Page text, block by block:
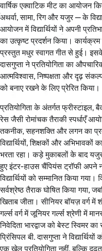
वार्षिक एक्वाटिक मीट का आयोजन
अथर्वा, सामा, रिग और यजुर — के
आयोजन में विद्यार्थियों ने अपनी
का उत्कृष्ट प्रदर्शन किया।
प्रस्तुत मधुर स्वागत गीत से हुई। इसके
दासगुप्ता ने प्रतियोगिता का
आत्मविश्वास, निष्पक्षता और दृढ़
को बनाए रखने के लिए प्रेरित किया।
प्रतियोगिता के अंतर्गत
रेस जैसी रोमांचक तैराकी स्पर्धाएँ
तकनीक, सहनशक्ति और लगन का
विद्यार्थियों, शिक्षकों और अभिभावकों
भरता रहा। कड़े मुकाबलों के बाद
हुए इंटर-हाउस चैंपियंस ट्रॉफी अपने
विद्यार्थियों को सम्मानित किया
सर्वश्रेष्ठ तैराक घोषित किया गया,
खिताब जीता। सीनियर बॉयज़ वर्ग में
गर्ल्स वर्ग में जूनियर गर्ल्स श्रेणी में
निवेदिता भारद्वाज को बेस्ट स्विमर
प्रिंसिपल बी. दासगुप्ता ने
एक खेल प्रतियोगिता नहीं, बल्कि